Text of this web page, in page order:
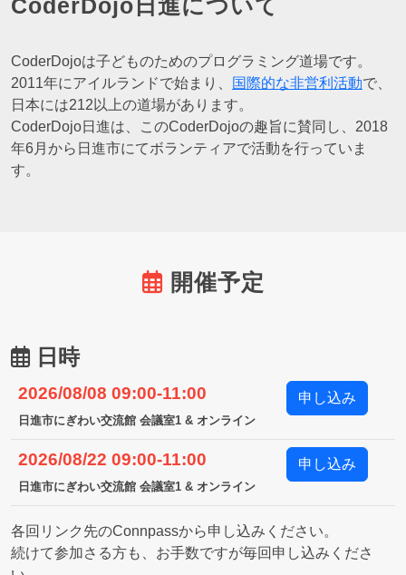
CoderDojo日進について
CoderDojoは子どものためのプログラミング道場です。
2011年にアイルランドで始まり、
国際的な非営利活動で、
日本には212以上の道場があります。
CoderDojo日進は、このCoderDojoの趣旨に賛同し、2018
年6月から日進市にてボランティアで活動を行っていま
す。
開催予定
日時
2026/08/08 09:00-11:00
日進市にぎわい交流館 会議室1 & オンライン
申し込み
2026/08/22 09:00-11:00
日進市にぎわい交流館 会議室1 & オンライン
申し込み
各回リンク先のConnpassから申し込みください。
続けて参加さる方も、お手数ですが毎回申し込みくださ